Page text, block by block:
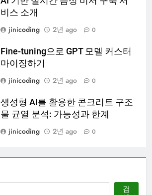
비스 소개
jinicoding
2년 ago 0
Fine-tuning으로 GPT 모델 커스터
마이징하기
jinicoding
2년 ago 0
생성형 AI를 활용한 콘크리트 구조
물 균열 분석: 가능성과 한계
jinicoding
2년 ago 0
검